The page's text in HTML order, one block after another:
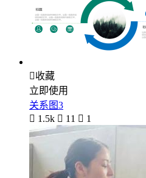
收藏
立即使用
关系图3
 1.5k  11  1